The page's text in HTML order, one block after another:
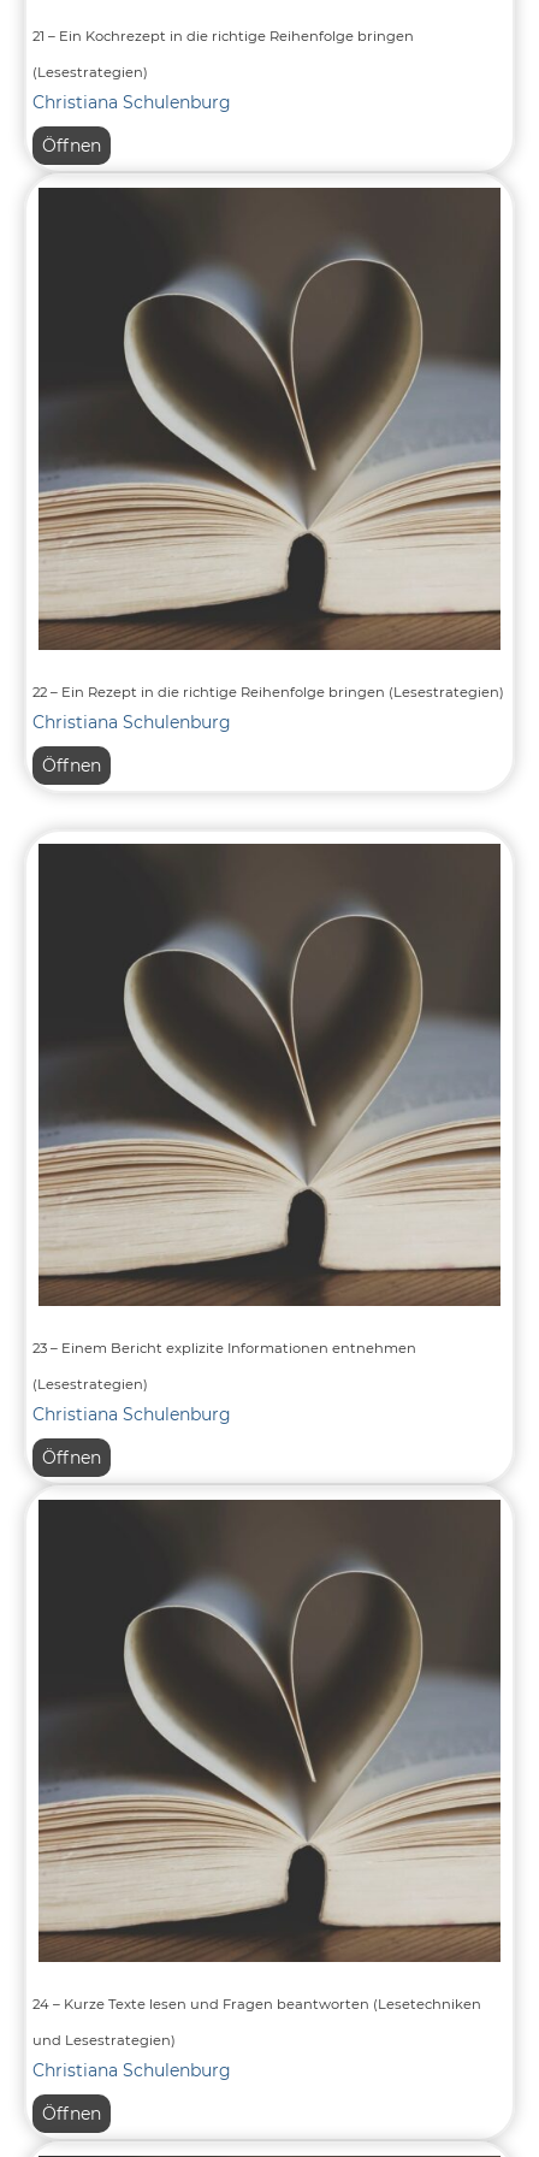
21 – Ein Kochrezept in die richtige Reihenfolge bringen
(Lesestrategien)
Christiana Schulenburg
Öffnen21
–
richtige
Reihenfolge
bringen
(Lesestrategien)
22 – Ein Rezept in die richtige Reihenfolge bringen (Lesestrategien)
Christiana Schulenburg
Öffnen22
–
Rezept
richtige
Reihenfolge
bringen
(Lesestrategien)
23 – Einem Bericht explizite Informationen entnehmen
(Lesestrategien)
Christiana Schulenburg
Öffnen23
–
Informationen
entnehmen
(Lesestrategien)
24 – Kurze Texte lesen und Fragen beantworten (Lesetechniken
und Lesestrategien)
Christiana Schulenburg
Öffnen24
–